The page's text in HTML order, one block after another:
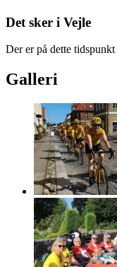
Det sker i Vejle
Der er på dette
Galleri